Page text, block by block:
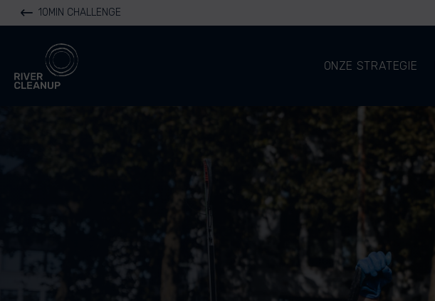
10MIN CHALLENGE
River Cleanup
ONZE STRATEGIE